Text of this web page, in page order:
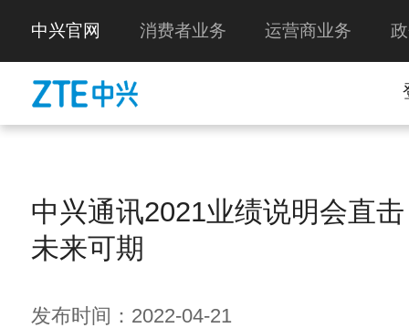
中兴官网 消费者业务 运营商业务
中兴通讯2021业绩说明会直
未来可期
发布时间：2022-04-21